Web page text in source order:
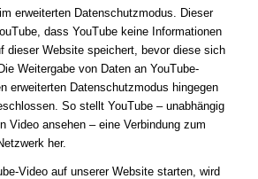
erweiterten Datenschutzmodus. Dieser
dass YouTube keine Informationen
dieser Website speichert, bevor diese sich
Weitergabe von Daten an YouTube-
erweiterten Datenschutzmodus hingegen
So stellt YouTube – unabhängig
Video ansehen – eine Verbindung zum
her.
Video auf unserer Website starten, wird